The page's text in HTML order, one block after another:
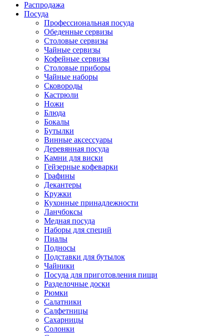
Распродажа
Посуда
Профессиональная посуда
Обеденные сервизы
Столовые сервизы
Чайные сервизы
Кофейные сервизы
Столовые приборы
Чайные наборы
Сковороды
Кастрюли
Ножи
Блюда
Бокалы
Бутылки
Винные аксессуары
Деревянная посуда
Камни для виски
Гейзерные кофеварки
Графины
Декантеры
Кружки
Кухонные принадлежности
Ланчбоксы
Медная посуда
Наборы для специй
Пиалы
Подносы
Подставки для бутылок
Чайники
Посуда для приготовления пищи
Разделочные доски
Рюмки
Салатники
Салфетницы
Сахарницы
Солонки